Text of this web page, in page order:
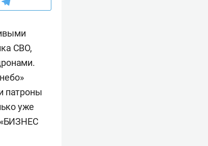
СВО,
патроны
уже
«БИЗНЕС